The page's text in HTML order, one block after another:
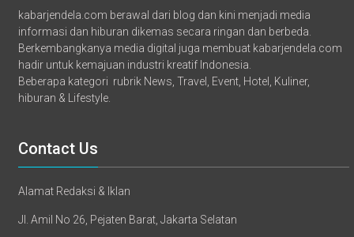
kabarjendela.com berawal dari blog dan kini menjadi media
informasi dan hiburan dikemas secara ringan dan berbeda.
Berkembangkanya media digital juga membuat kabarjendela.com
hadir untuk kemajuan industri kreatif Indonesia.
Beberapa kategori rubrik News, Travel, Event, Hotel, Kuliner,
hiburan & Lifestyle.
Contact Us
Alamat Redaksi & Iklan
Jl. Amil No 26, Pejaten Barat, Jakarta Selatan